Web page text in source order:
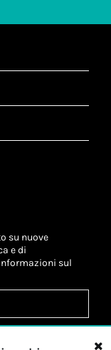
su nuove
e di
sul